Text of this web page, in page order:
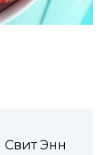
Энн